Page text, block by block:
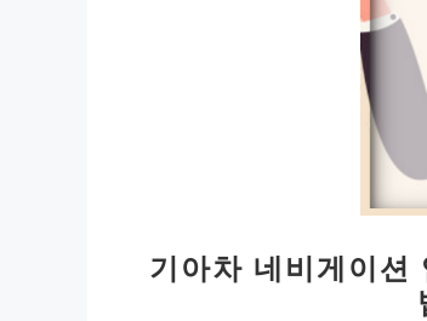
기아차 네비게이